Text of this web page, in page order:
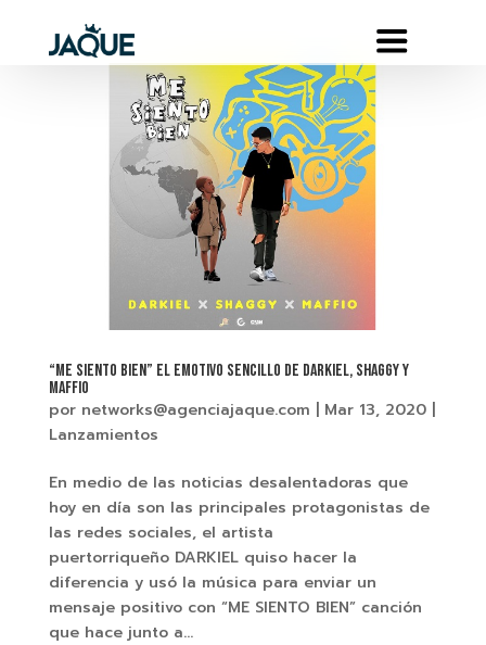
“ME SIENTO BIEN” EL EMOTIVO SENCILLO DE DARKIEL, SHAGGY Y
MAFFIO
por networks@agenciajaque.com Mar 13, 2020|
Lanzamientos
En medio de las noticias desalentadoras que
hoy en día son las principales protagonistas de
las redes sociales, el artista
puertorriqueño DARKIEL quiso hacer la
diferencia y usó la música para enviar un
mensaje positivo con “ME SIENTO BIEN” canción
que hace junto a...